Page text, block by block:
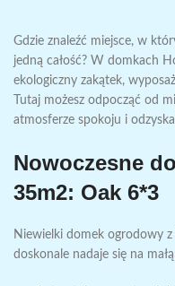
Gdzie znaleźć miejsce, w
jedną całość? W domkach
ekologiczny zakątek,
Tutaj możesz odpocząć od
atmosferze spokoju i
Nowoczesne
35m2: Oak 6*3
Niewielki domek ogrodowy
doskonale nadaje się na